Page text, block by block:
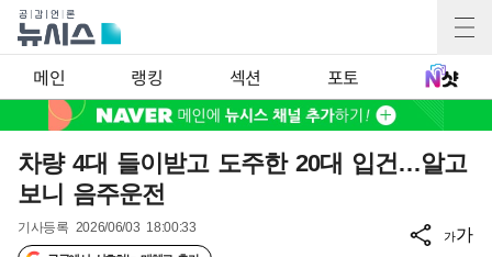
메인 랭킹 섹션 포토
차량 4대 들이받고 도주한 20대 입건…알고
보니 음주운전
기사등록 2026/06/03 18:00:33
가가